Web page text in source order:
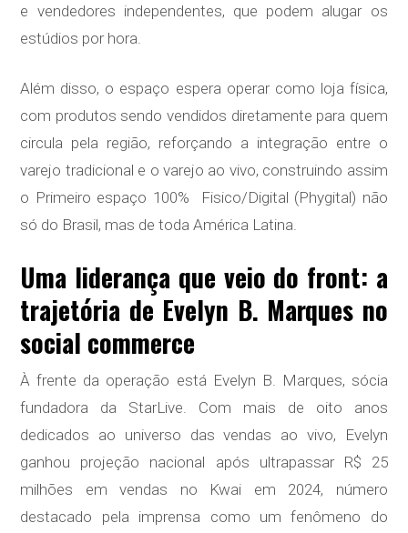
e vendedores independentes, que podem alugar os
estúdios por hora.
Além disso, o espaço espera operar como loja física,
com produtos sendo vendidos diretamente para quem
circula pela região, reforçando a integração entre o
varejo tradicional e o varejo ao vivo, construindo assim
o Primeiro espaço 100% Fisico/Digital (Phygital) não
só do Brasil, mas de toda América Latina.
Uma liderança que veio do front: a
trajetória de Evelyn B. Marques no
social commerce
À frente da operação está Evelyn B. Marques, sócia
fundadora da StarLive. Com mais de oito anos
dedicados ao universo das vendas ao vivo, Evelyn
ganhou projeção nacional após ultrapassar R$ 25
milhões em vendas no Kwai em 2024, número
destacado pela imprensa como um fenômeno do